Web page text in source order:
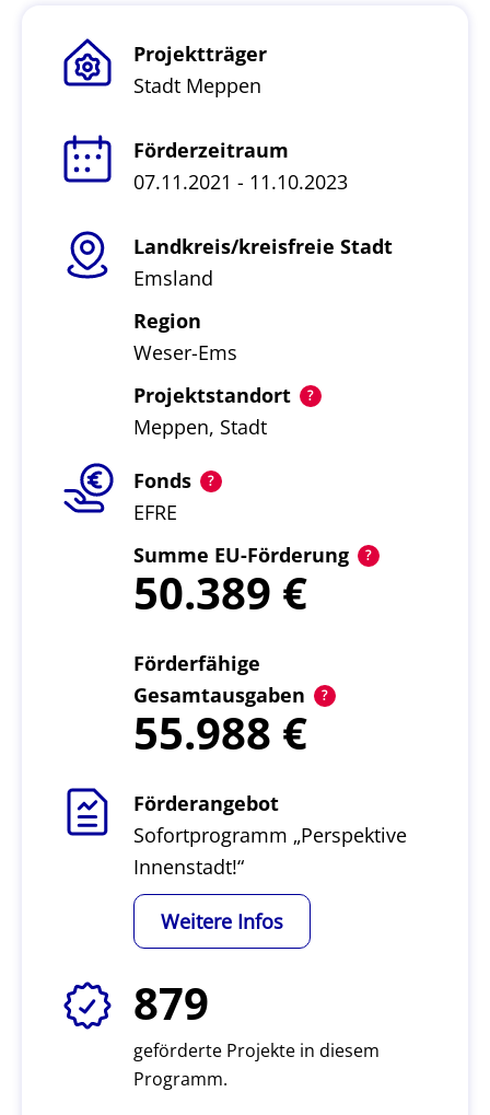
Projektträger
Stadt Meppen
Förderzeitraum
07.11.2021 - 11.10.2023
Landkreis/kreisfreie Stadt
Emsland
Region
Weser-Ems
Projektstandort
Meppen, Stadt
Fonds
EFRE
Summe EU-Förderung
50.389
Förderfähige
Gesamtausgaben
55.988
Förderangebot
Sofortprogramm „Perspektive
Innenstadt!“
Weitere Infos
879
geförderte Projekte in diesem
Programm.